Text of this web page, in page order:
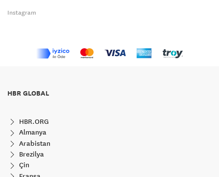
Instagram
HBR GLOBAL
HBR.ORG
Almanya
Arabistan
Brezilya
Çin